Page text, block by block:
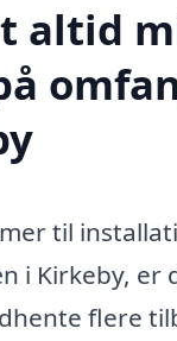
altid
til
i Kirkeby, er
flere